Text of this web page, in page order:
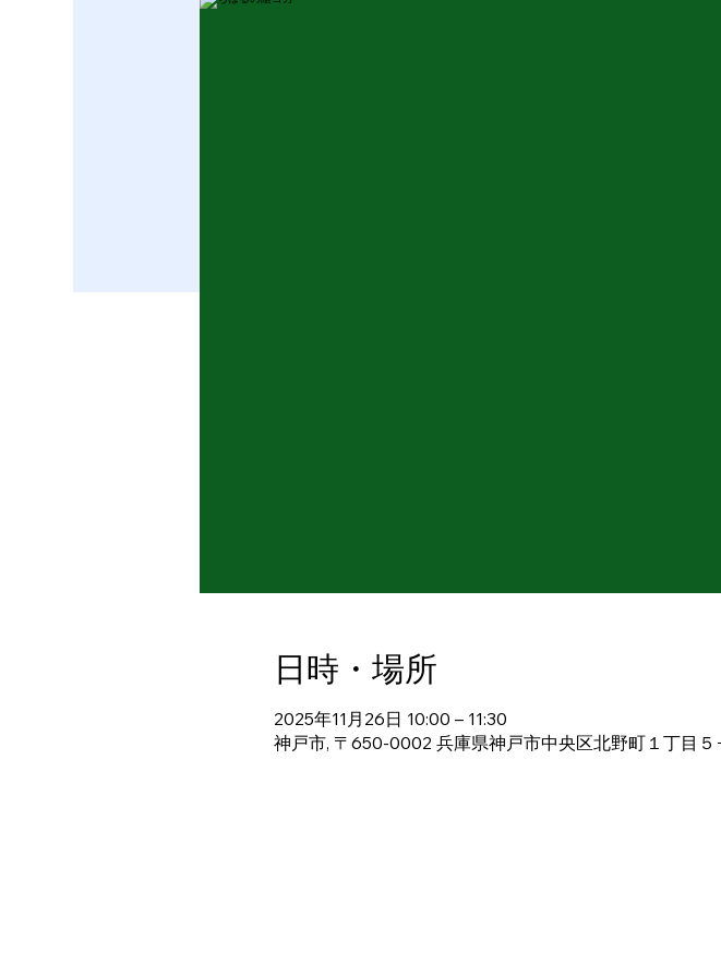
日時・場所
2025年11月26日 10:00 – 11:30
神戸市, 〒650-0002 兵庫県神戸市中央区北野町１丁目